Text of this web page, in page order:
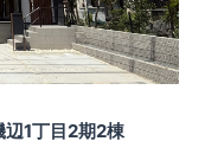
辺1丁目2期2棟